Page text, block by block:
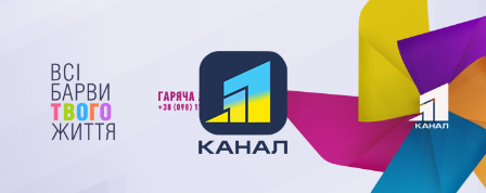
вмісту